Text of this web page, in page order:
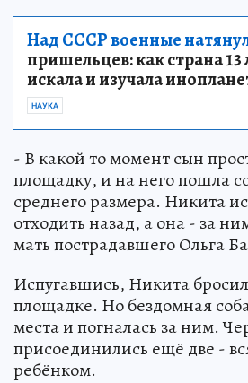
Над СССР военные
пришельцев: как страна 13
искала и изучала
НАУКА
- В какой то момент сын
площадку, и на него пошла
среднего размера. Никита
отходить назад, а она - за
мать пострадавшего Ольга
Испугавшись, Никита
площадке. Но бездомная
места и погналась за ним.
присоединились ещё две -
ребёнком.